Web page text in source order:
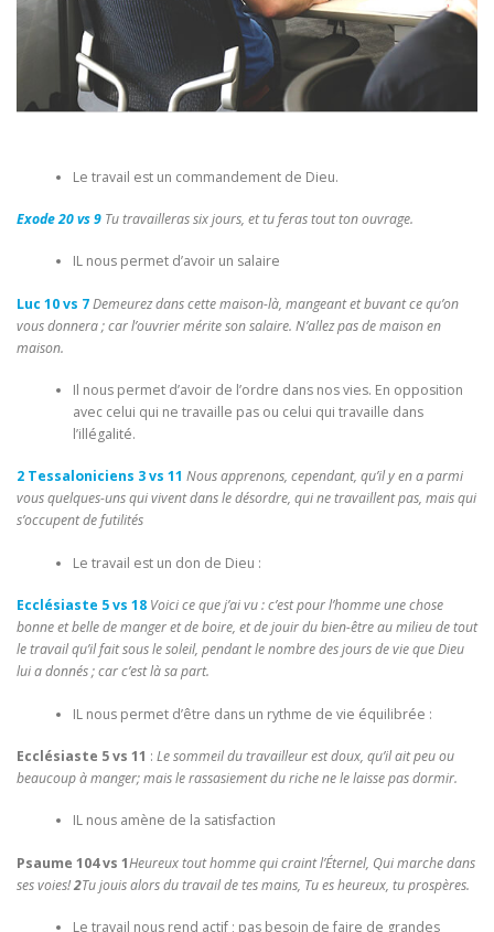
Le travail est un commandement de Dieu.
Exode 20 vs 9 Tu travailleras six jours, et tu feras tout ton ouvrage.
IL nous permet d’avoir un salaire
Luc 10 vs 7Demeurez dans cette maison-là, mangeant et buvant ce qu’on
vous donnera ; car l’ouvrier mérite son salaire. N’allez pas de maison en
maison.
Il nous permet d’avoir de l’ordre dans nos vies. En opposition
avec celui qui ne travaille pas ou celui qui travaille dans
l’illégalité.
2 Tessaloniciens 3 vs 11 Nous apprenons, cependant, qu’il y en a parmi
vous quelques-uns qui vivent dans le désordre, qui ne travaillent pas, mais qui
s’occupent de futilités
Le travail est un don de Dieu :
Ecclésiaste 5 vs 18 Voici ce que j’ai vu : c’est pour l’homme une chose
bonne et belle de manger et de boire, et de jouir du bien-être au milieu de tout
le travail qu’il fait sous le soleil, pendant le nombre des jours de vie que Dieu
lui a donnés ; car c’est là sa part.
IL nous permet d’être dans un rythme de vie équilibrée :
Ecclésiaste 5 vs 11 : Le sommeil du travailleur est doux, qu’il ait peu ou
beaucoup à manger; mais le rassasiement du riche ne le laisse pas dormir.
IL nous amène de la satisfaction
Psaume 104 vs 1Heureux tout homme qui craint l’Éternel, Qui marche dans
ses voies!2Tu jouis alors du travail de tes mains, Tu es heureux, tu prospères.
Le travail nous rend actif ; pas besoin de faire de grandes